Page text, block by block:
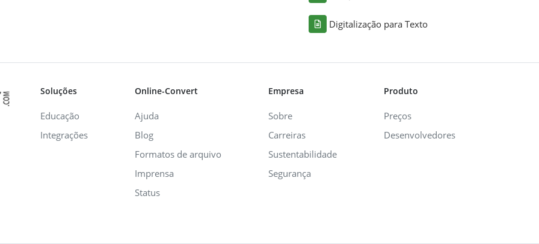
Digitalização para Texto
Soluções
Educação
Integrações
Online-Convert
Ajuda
Blog
Formatos de arquivo
Imprensa
Status
Empresa
Sobre
Carreiras
Sustentabilidade
Segurança
Produto
Preços
Desenvolvedores